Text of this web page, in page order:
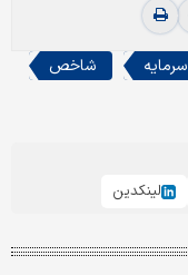
سرمایه
شاخص
لینکدین